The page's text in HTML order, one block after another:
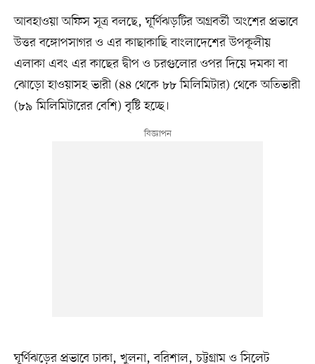
আবহাওয়া অফিস সূত্র বলছে, ঘূর্ণিঝড়টির অগ্রবর্তী অংশের প্রভাবে
উত্তর বঙ্গোপসাগর ও এর কাছাকাছি বাংলাদেশের উপকূলীয়
এলাকা এবং এর কাছের দ্বীপ ও চরগুলোর ওপর দিয়ে দমকা বা
ঝোড়ো হাওয়াসহ ভারী (৪৪ থেকে ৮৮ মিলিমিটার) থেকে অতিভারী
(৮৯ মিলিমিটারের বেশি) বৃষ্টি হচ্ছে।
ঘূর্ণিঝড়ের প্রভাবে ঢাকা, খুলনা, বরিশাল, চট্টগ্রাম ও সিলেট